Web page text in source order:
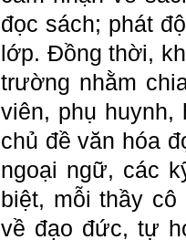
đọc sách; phát
lớp. Đồng thời,
trường nhằm
viên, phụ huynh,
chủ đề văn hóa
ngoại ngữ, các
biệt, mỗi thầy
về đạo đức, tự